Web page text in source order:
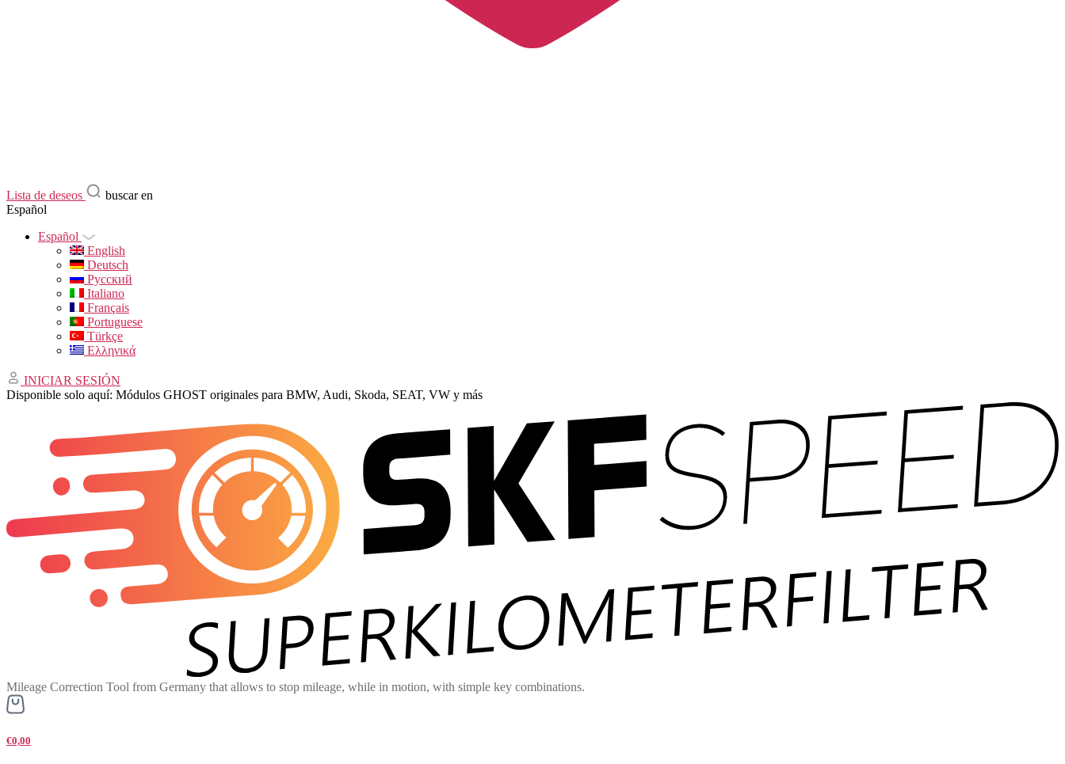
Lista de deseos
buscar en
Español
Español
English
Deutsch
Русский
Italiano
Français
Portuguese
Türkçe
Ελληνικά
INICIAR SESIÓN
Disponible solo aquí: Módulos GHOST originales para BMW, Audi, Skoda, SEAT, VW y más
Mileage Correction Tool from Germany that allows to stop mileage, while in motion, with simple key combinations.
€0,00